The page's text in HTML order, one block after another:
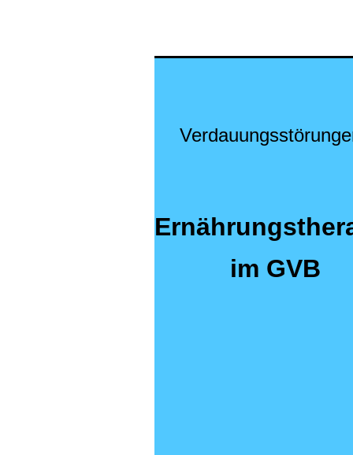
im GVB